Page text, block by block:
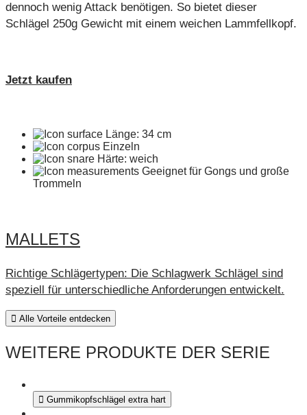
dennoch wenig Attack benötigen. So bietet dieser
Schlägel 250g Gewicht mit einem weichen Lammfellkopf.
Jetzt kaufen
Länge: 34 cm
Einzeln
Härte: weich
Geeignet für Gongs und große
Trommeln
MALLETS
Richtige Schlägertypen: Die Schlagwerk Schlägel sind
speziell für unterschiedliche Anforderungen entwickelt.
Alle Vorteile entdecken
WEITERE PRODUKTE DER SERIE
Gummikopfschlägel extra hart